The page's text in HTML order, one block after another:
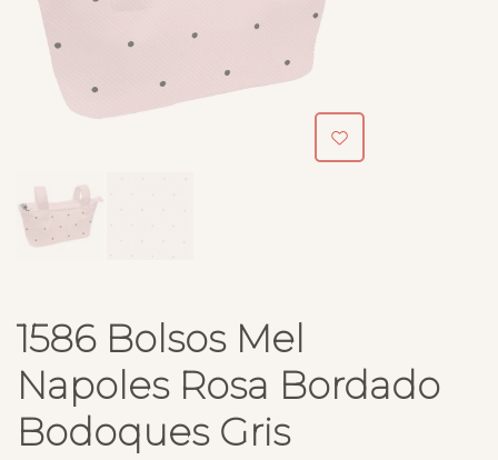
1586 Bolsos Mel
Napoles Rosa Bordado
Bodoques Gris